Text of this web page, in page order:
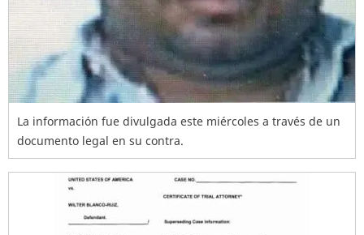
La información fue divulgada este miércoles a través de un
documento legal en su contra.